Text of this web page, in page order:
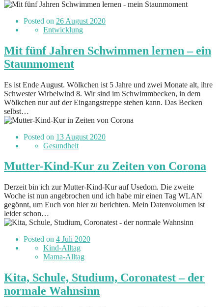
Posted on 26 August 2020
Entwicklung
Mit fünf Jahren Schwimmen lernen – ein
Staunmoment
Es ist Ende August. Wölkchen ist 5 Jahre und zwei Monate alt, ihre
Schwester Wirbelwind 8. Wir sind im Schwimmbecken, in dem
Wölkchen nur auf der Eingangstreppe stehen kann. Das Becken
selbst…
Posted on 13 August 2020
Gesundheit
Mutter-Kind-Kur zu Zeiten von Corona
Derzeit bin ich zur Mutter-Kind-Kur auf Usedom. Die zweite
Woche ist nun angebrochen und ich habe mir einen Tag WLAN
gegönnt, um Euch von hier zu berichten. Mein Datenvolumen ist
leider schon…
Posted on 4 Juli 2020
Kind-Alltag
Mama-Alltag
Kita, Schule, Studium, Coronatest – der
normale Wahnsinn